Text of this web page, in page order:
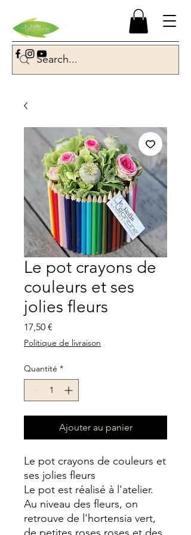
Le pot crayons de
couleurs et ses
jolies fleurs
17,50 €
Politique de livraison
Quantité *
Ajouter au panier
Le pot crayons de couleurs et
ses jolies fleurs
Le pot est réalisé à l'atelier.
Au niveau des fleurs, on
retrouve de l'hortensia vert,